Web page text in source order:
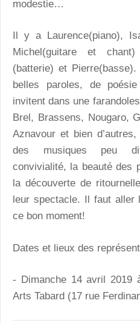
modestie…
Il y a Laurence(piano),
Michel(guitare et chant)
(batterie) et
belles paroles, de
invitent dans une
Brel, Brassens, Nougaro,
Aznavour et bien
des musiques peu
convivialité, la beauté des
la découverte de
leur spectacle. Il faut aller
ce bon moment!
Dates et lieux des
- Dimanche 14 avril 2019
Arts Tabard (17 rue